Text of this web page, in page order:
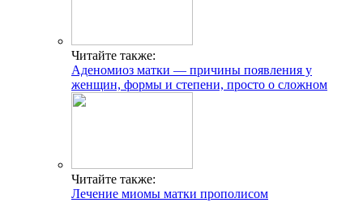
Читайте также:
Аденомиоз матки — причины появления у
женщин, формы и степени, просто о сложном
Читайте также:
Лечение миомы матки прополисом